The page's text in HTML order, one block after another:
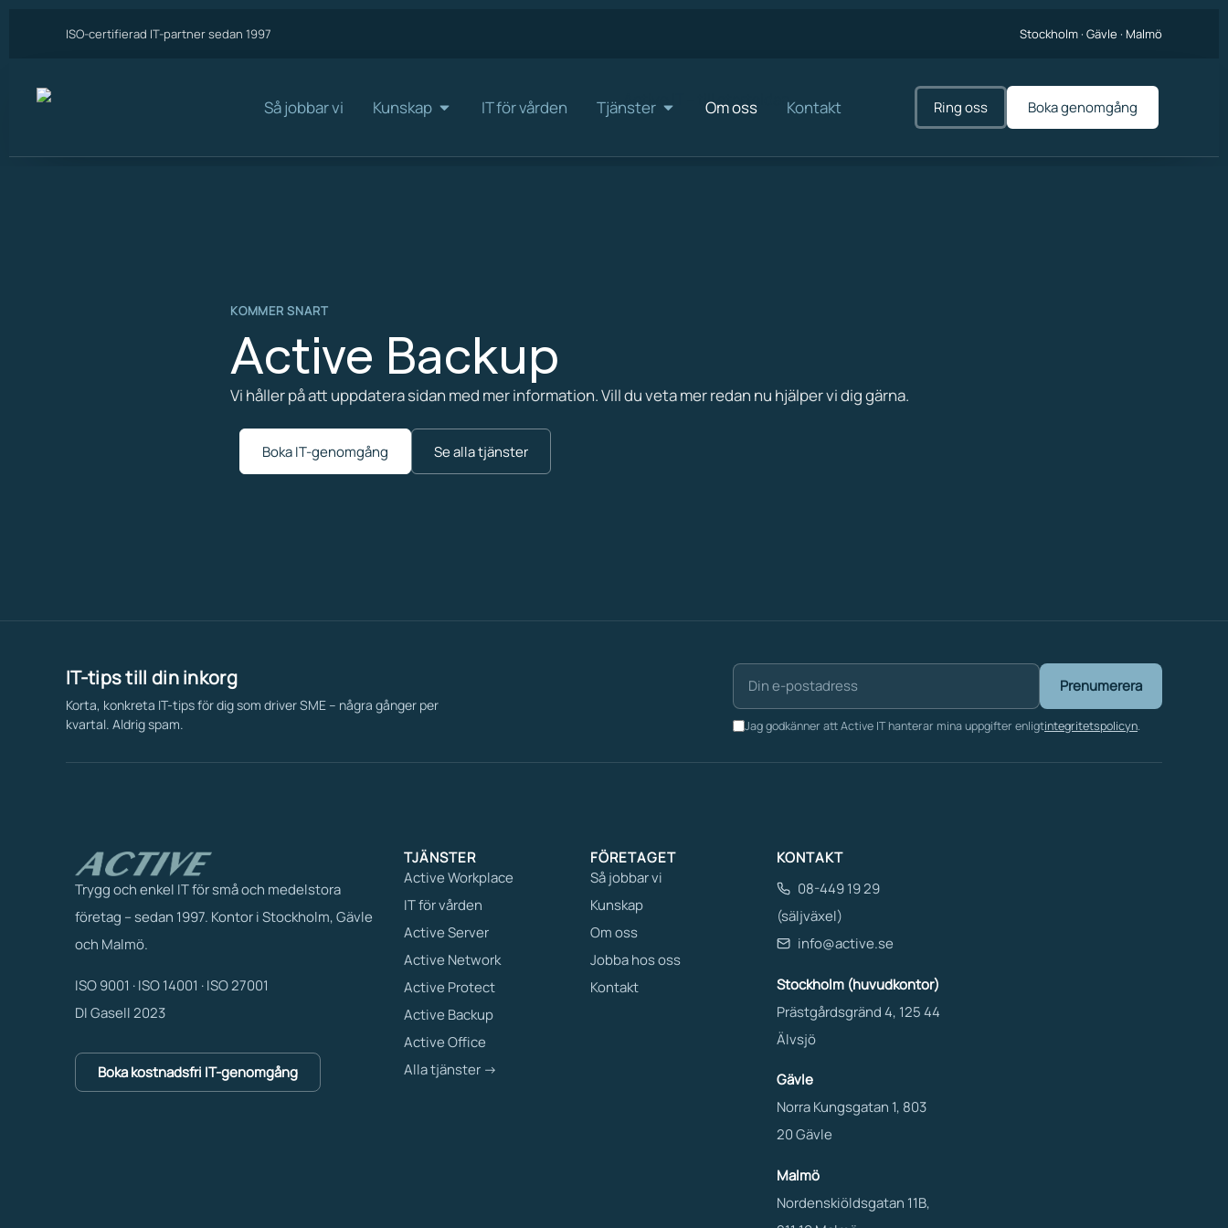
ISO-certifierad IT-partner sedan 1997 Stockholm · Gävle · Malmö
Så jobbar vi Kunskap IT för vården Tjänster Om oss Kontakt Ring oss Boka genomgång
KOMMER SNART
Active Backup
Vi håller på att uppdatera sidan med mer information. Vill du veta mer redan nu hjälper vi dig gärna.
Boka IT-genomgång Se alla tjänster
IT-tips till din inkorg
Korta, konkreta IT-tips för dig som driver SME – några gånger per
kvartal. Aldrig spam.
Prenumerera
Jag godkänner att Active IT hanterar mina uppgifter enligtintegritetspolicyn.
Trygg och enkel IT för små och medelstora
företag – sedan 1997. Kontor i Stockholm, Gävle
och Malmö.
ISO 9001 · ISO 14001 · ISO 27001
DI Gasell 2023
Boka kostnadsfri IT-genomgång
TJÄNSTER
Active Workplace
IT för vården
Active Server
Active Network
Active Protect
Active Backup
Active Office
Alla tjänster →
FÖRETAGET
Så jobbar vi
Kunskap
Om oss
Jobba hos oss
Kontakt
KONTAKT
08-449 19 29
(säljväxel)
info@active.se
Stockholm (huvudkontor)
Prästgårdsgränd 4, 125 44
Älvsjö
Gävle
Norra Kungsgatan 1, 803
20 Gävle
Malmö
Nordenskiöldsgatan 11B,